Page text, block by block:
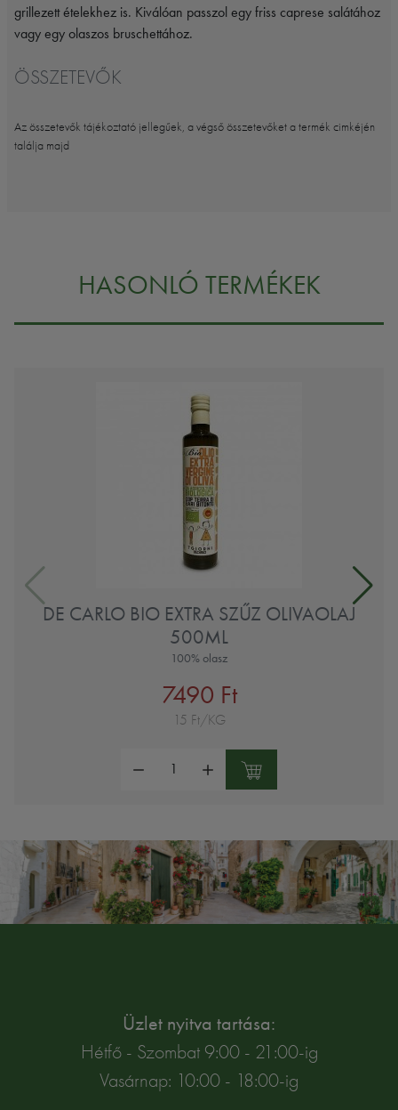
grillezett ételekhez is. Kiválóan passzol egy friss caprese salátához
vagy egy olaszos bruschettához.
ÖSSZETEVŐK
Az összetevők tájékoztató jellegűek, a végső összetevőket a termék cimkéjén
találja majd
HASONLÓ TERMÉKEK
DE CARLO BIO EXTRA SZŰZ OLIVAOLAJ
500ML
100% olasz
7490 Ft
15 Ft/KG
Üzlet nyitva tartása:
Hétfő - Szombat 9:00 - 21:00-ig
Vasárnap: 10:00 - 18:00-ig